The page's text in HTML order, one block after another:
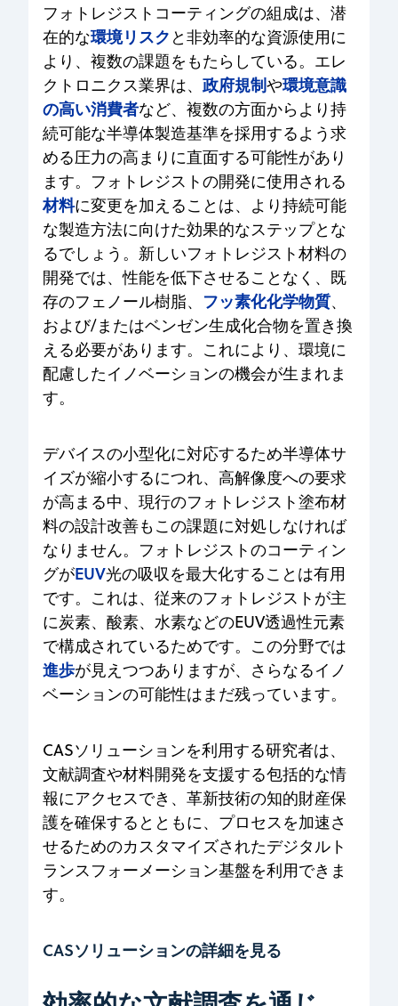
フォトレジストコーティングの組成は、潜
在的な環境リスク と非効率的な資源使用に
より、複数の課題をもたらしている。エレ
クトロニクス業界は、 政府規制や環境意識
の高い消費者など、複数の方面からより持
続可能な半導体製造基準を採用するよう求
める圧力の高まりに直面する可能性があり
ます。フォトレジストの開発に使用される
材料に変更を加えることは、より持続可能
な製造方法に向けた効果的なステップとな
るでしょう。新しいフォトレジスト材料の
開発では、性能を低下させることなく、既
存のフェノール樹脂、 フッ素化化学物質、
および/またはベンゼン生成化合物を置き換
える必要があります。これにより、環境に
配慮したイノベーションの機会が生まれま
す。
デバイスの小型化に対応するため半導体サ
イズが縮小するにつれ、高解像度への要求
が高まる中、現行のフォトレジスト塗布材
料の設計改善もこの課題に対処しなければ
なりません。フォトレジストのコーティン
グがEUV光の吸収を最大化することは有用
です。これは、従来のフォトレジストが主
に炭素、酸素、水素などのEUV透過性元素
で構成されているためです。この分野では
進歩が見えつつありますが、さらなるイノ
ベーションの可能性はまだ残っています。
CASソリューションを利用する研究者は、
文献調査や材料開発を支援する包括的な情
報にアクセスでき、革新技術の知的財産保
護を確保するとともに、プロセスを加速さ
せるためのカスタマイズされたデジタルト
ランスフォーメーション基盤を利用できま
す。
CASソリューションの詳細を見る